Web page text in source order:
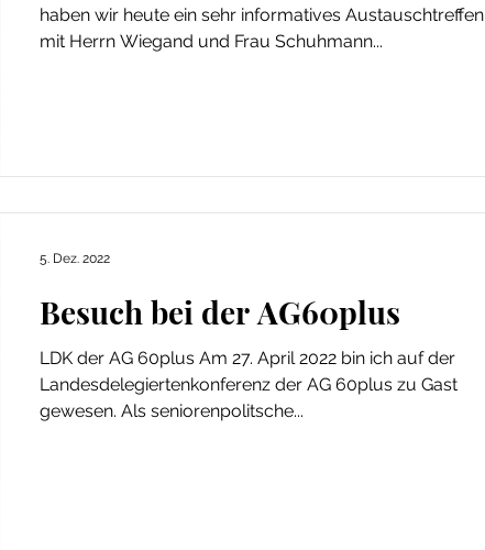
haben wir heute ein sehr informatives Austauschtreffen
mit Herrn Wiegand und Frau Schuhmann...
Besuch bei der AG60plus
LDK der AG 60plus Am 27. April 2022 bin ich auf der
Landesdelegiertenkonferenz der AG 60plus zu Gast
gewesen. Als seniorenpolitsche...
5. Dez. 2022